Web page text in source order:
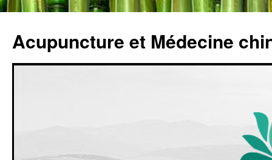
Acupuncture et Médecine